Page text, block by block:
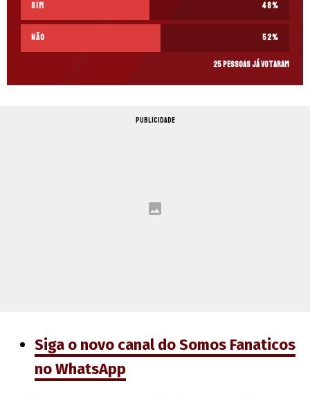
Sim 48%
Não 52%
25 pessoas já votaram
PUBLICIDADE
Siga o novo canal do Somos Fanaticos
no WhatsApp